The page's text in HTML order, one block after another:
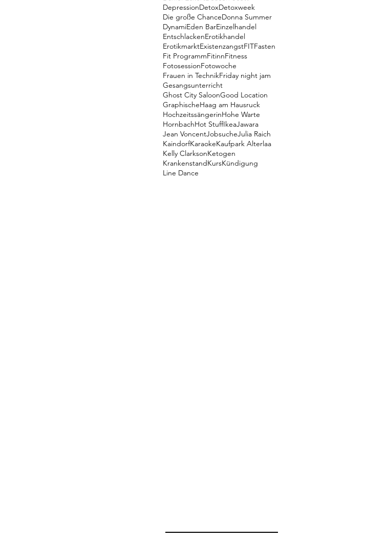
DepressionDetoxDetoxweek
Die große ChanceDonna Summer
DynamiEden BarEinzelhandel
EntschlackenErotikhandel
ErotikmarktExistenzangstFITFasten
Fit ProgrammFitinnFitness
FotosessionFotowoche
Frauen in TechnikFriday night jam
Gesangsunterricht
Ghost City SaloonGood Location
GraphischeHaag am Hausruck
HochzeitssängerinHohe Warte
HornbachHot StuffIkeaJawara
Jean VoncentJobsucheJulia Raich
KaindorfKaraokeKaufpark Alterlaa
Kelly ClarksonKetogen
KrankenstandKursKündigung
Line Dance